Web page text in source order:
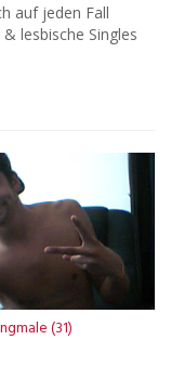
auf jeden Fall
lesbische Singles
(31)